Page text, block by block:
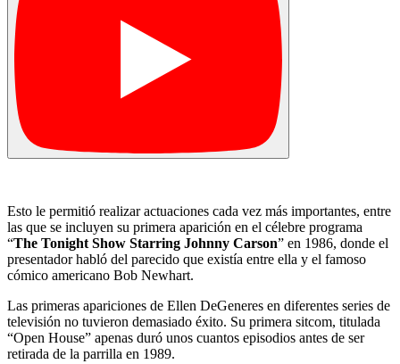
Esto le permitió realizar actuaciones cada vez más importantes, entre
las que se incluyen su primera aparición en el célebre programa
“The Tonight Show Starring Johnny Carson” en 1986, donde el
presentador habló del parecido que existía entre ella y el famoso
cómico americano Bob Newhart.
Las primeras apariciones de Ellen DeGeneres en diferentes series de
televisión no tuvieron demasiado éxito. Su primera sitcom, titulada
“Open House” apenas duró unos cuantos episodios antes de ser
retirada de la parrilla en 1989.